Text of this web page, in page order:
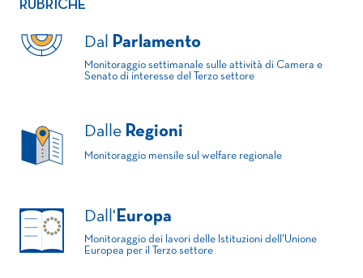
RUBRICHE
Dal Parlamento
Monitoraggio settimanale sulle attività di Camera e
Senato di interesse del Terzo settore
Dalle Regioni
Monitoraggio mensile sul welfare regionale
Dall' Europa
Monitoraggio dei lavori delle Istituzioni dell'Unione
Europea per il Terzo settore